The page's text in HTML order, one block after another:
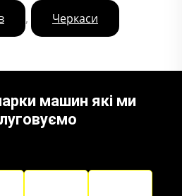
, Черкаси
машин які ми